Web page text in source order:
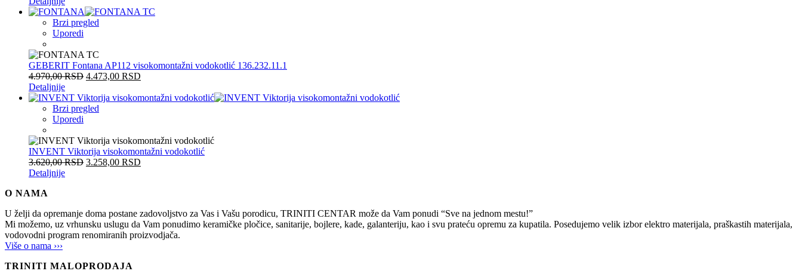
Brzi pregled
Uporedi
GEBERIT Fontana AP112 visokomontažni vodokotlić 136.232.11.1
4.970,00RSD 4.473,00 RSD
Detaljnije
Brzi pregled
Uporedi
INVENT Viktorija visokomontažni vodokotlić
3.620,00RSD 3.258,00 RSD
Detaljnije
O NAMA
U želji da opremanje doma postane zadovoljstvo za Vas i Vašu porodicu, TRINITI CENTAR može da Vam ponudi “Sve na jednom mestu!”
Mi možemo, uz vrhunsku uslugu da Vam ponudimo keramičke pločice, sanitarije, bojlere, kade, galanteriju, kao i svu prateću opremu za kupatila. Posedujemo velik izbor elektro materijala, praškastih materijala,
vodovodni program renomiranih proizvodjača.
Više o nama ›››
TRINITI MALOPRODAJA